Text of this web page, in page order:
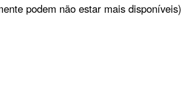
podem não estar mais disponíveis)